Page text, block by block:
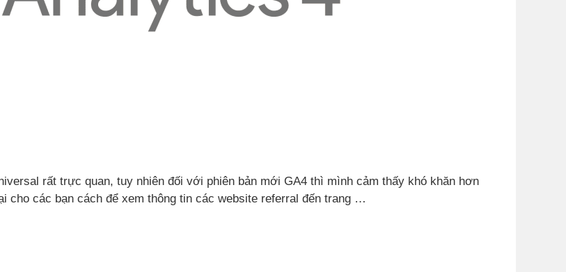
rất trực quan, tuy nhiên đối với phiên bản mới GA4 thì mình cảm thấy khó khăn hơn
cho các bạn cách để xem thông tin các website referral đến trang …